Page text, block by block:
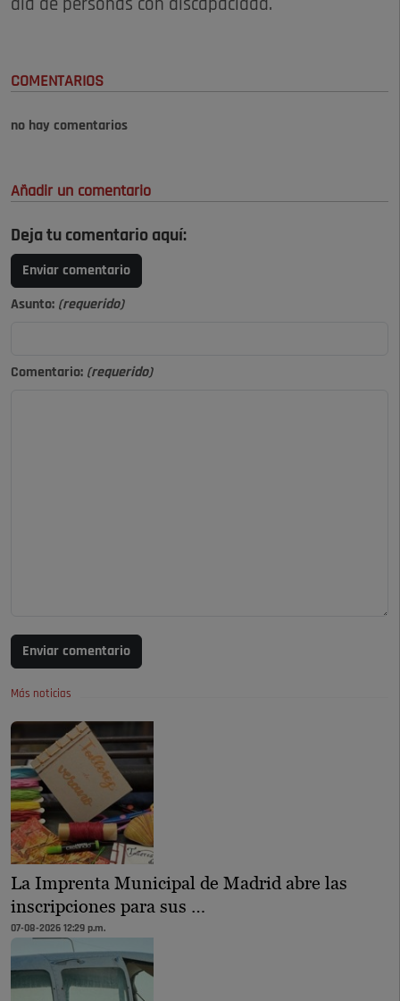
día de personas con discapacidad.
COMENTARIOS
no hay comentarios
Añadir un comentario
Deja tu comentario aquí:
Enviar comentario
Asunto: (requerido)
Comentario: (requerido)
Enviar comentario
Más noticias
La Imprenta Municipal de Madrid abre las
inscripciones para sus …
07-08-2026 12:29 p.m.